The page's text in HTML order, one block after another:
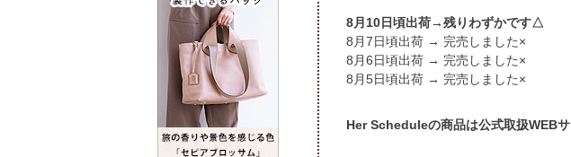
頃出荷→残りわずかです△
頃出荷 → 完売しました×
頃出荷 → 完売しました×
頃出荷 → 完売しました×
Her Scheduleの商品は公式取扱WEB